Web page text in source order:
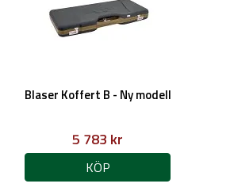
Blaser Koffert B - Ny modell
5 783 kr
KÖP